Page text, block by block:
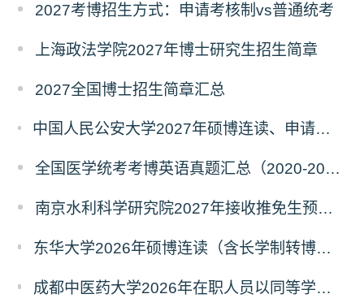
2027考博招生方式：申请考核制vs普通统考
上海政法学院2027年博士研究生招生简章
2027全国博士招生简章汇总
中国人民公安大学2027年硕博连读、申请考核、本科直博博士研究生招生报名事宜的通知
全国医学统考考博英语真题汇总（2020-2026年）
南京水利科学研究院2027年接收推免生预报名公告
东华大学2026年硕博连读（含长学制转博）博士研究生拟录取名单公示
成都中医药大学2026年在职人员以同等学力申请中西医结合博士学术学位招生章程